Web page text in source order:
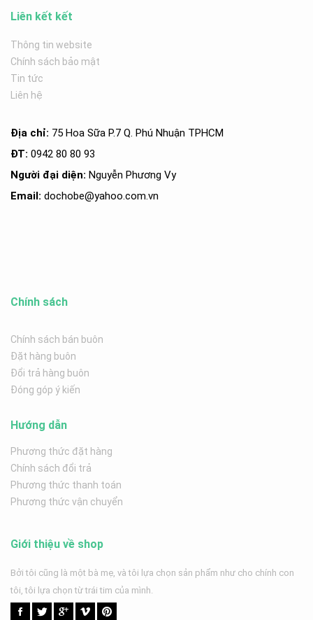
Liên kết kết
Thông tin website
Chính sách bảo mật
Tin tức
Liên hệ
Địa chỉ: 75 Hoa Sữa P.7 Q. Phú Nhuận TPHCM
ĐT: 0942 80 80 93
Người đại diện: Nguyễn Phương Vy
Email: dochobe@yahoo.com.vn
Chính sách
Chính sách bán buôn
Đặt hàng buôn
Đổi trả hàng buôn
Đóng góp ý kiến
Hướng dẫn
Phương thức đặt hàng
Chính sách đổi trả
Phương thức thanh toán
Phương thức vận chuyển
Giới thiệu về shop
Bởi tôi cũng là một bà mẹ, và tôi lựa chọn sản phẩm như cho chính con
tôi, tôi lựa chọn từ trái tim của mình.